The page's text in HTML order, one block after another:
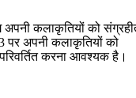
अपनी कलाकृतियों को
अपनी कलाकृतियों को
करना आवश्यक है।